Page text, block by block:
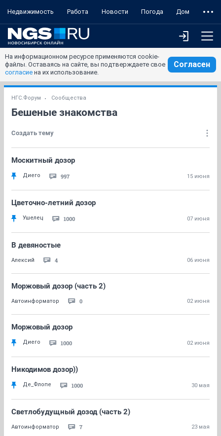
Недвижимость Работа Новости Погода Дом
На информационном ресурсе применяются cookie-
файлы. Оставаясь на сайте, вы подтверждаете свое
согласие на их использование.
Согласен
НГС.Форум Сообщества
Бешеные знакомства
Создать тему
Москитный дозор
Диего 997 15 июня
Цветочно-летний дозор
Ушелец 1000 07 июня
В девяностые
Алексий 4 06 июня
Моржовый дозор (часть 2)
Автоинформатор 0 02 июня
Моржовый дозор
Диего 1000 02 июня
Никодимов дозор))
Де_Флопе 1000 30 мая
Светлобудущный дозод (часть 2)
Автоинформатор 7 23 мая